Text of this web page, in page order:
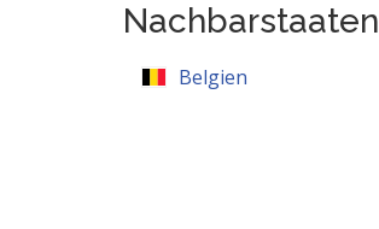
Nachbarstaaten
Belgien